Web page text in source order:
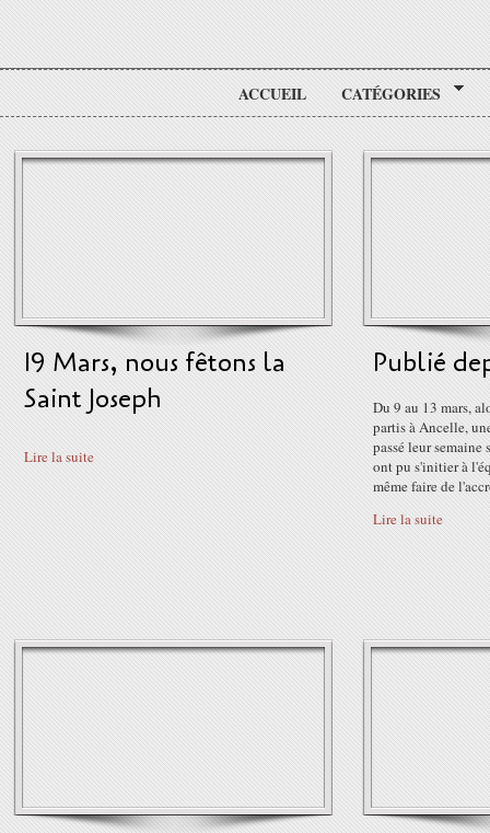
ACCUEIL CATÉGORIES
19 Mars, nous fêtons la
Saint Joseph
Lire la suite
Publié
Du 9 au 13 mars,
partis à Ancelle,
passé leur
ont pu s'initier à
même faire de
Lire la suite